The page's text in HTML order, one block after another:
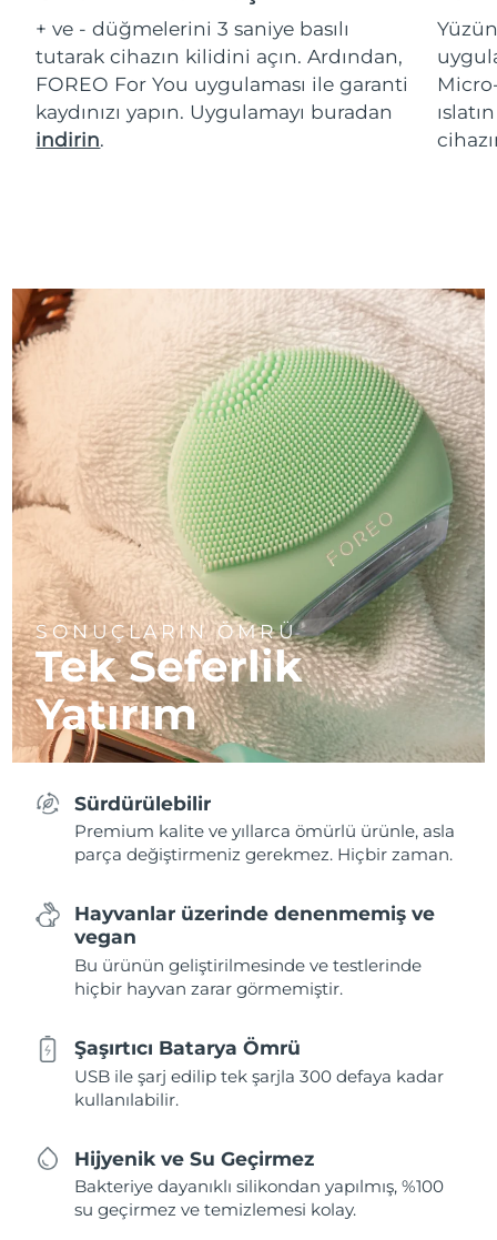
+ ve - düğmelerini 3 saniye basılı
tutarak cihazın kilidini açın. Ardından,
FOREO For You uygulaması ile garanti
kaydınızı yapın. Uygulamayı buradan
indirin.
SONUÇLARIN ÖMRÜ
Tek Seferlik
Yatırım
Sürdürülebilir
Premium kalite ve yıllarca ömürlü ürünle, asla
parça değiştirmeniz gerekmez. Hiçbir zaman.
Hayvanlar üzerinde denenmemiş ve
vegan
Bu ürünün geliştirilmesinde ve testlerinde
hiçbir hayvan zarar görmemiştir.
Şaşırtıcı Batarya Ömrü
USB ile şarj edilip tek şarjla 300 defaya kadar
kullanılabilir.
Hijyenik ve Su Geçirmez
Bakteriye dayanıklı silikondan yapılmış, %100
su geçirmez ve temizlemesi kolay.